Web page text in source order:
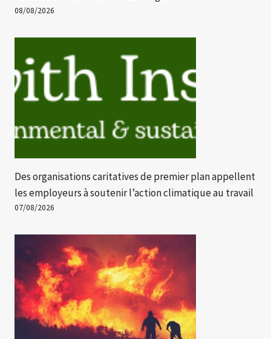
08/08/2026
Des organisations caritatives de premier plan appellent
les employeurs à soutenir l’action climatique au travail
07/08/2026